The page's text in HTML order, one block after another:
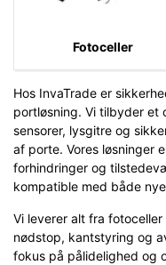
Fotoceller
Hos InvaTrade er
portløsning. Vi tilbyder et
sensorer, lysgitre og
af porte. Vores løsninger
forhindringer og
kompatible med både
Vi leverer alt fra
nødstop, kantstyring og
fokus på pålidelighed og